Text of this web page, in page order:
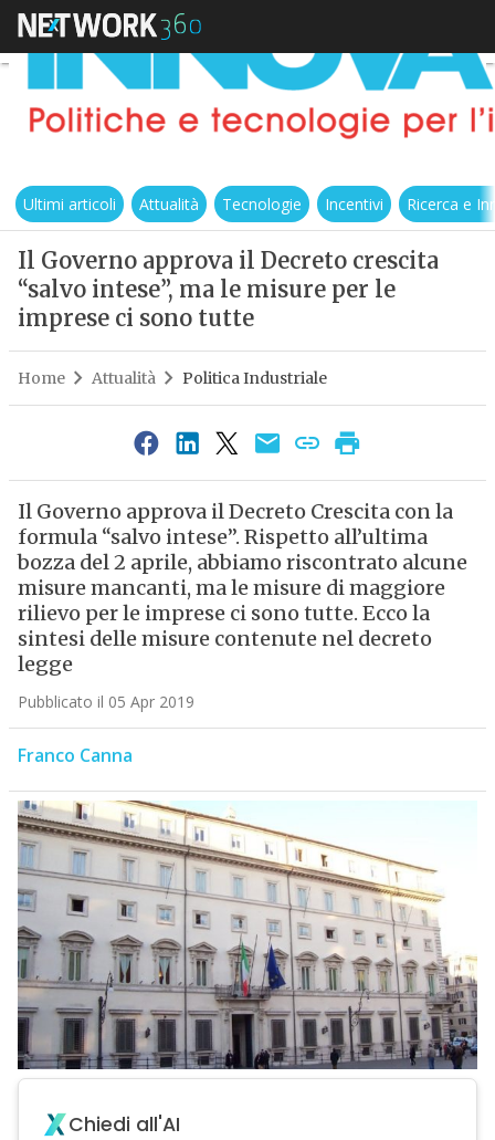
Ultimi articoli Attualità Tecnologie Incentivi Ricerca e
Il Governo approva il Decreto crescita
“salvo intese”, ma le misure per le
imprese ci sono tutte
Home Attualità Politica Industriale
Il Governo approva il Decreto Crescita con la
formula “salvo intese”. Rispetto all’ultima
bozza del 2 aprile, abbiamo riscontrato alcune
misure mancanti, ma le misure di maggiore
rilievo per le imprese ci sono tutte. Ecco la
sintesi delle misure contenute nel decreto
legge
Pubblicato il 05 Apr 2019
Franco Canna
Chiedi all'AI